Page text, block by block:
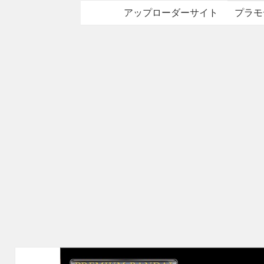
アップローダーサイト プラ